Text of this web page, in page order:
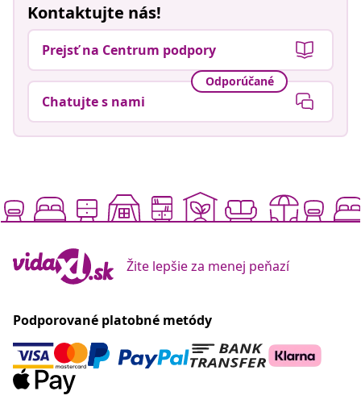
Kontaktujte nás!
Prejsť na Centrum podpory
Odporúčané
Chatujte s nami
Žite lepšie za menej peňazí
Podporované platobné metódy